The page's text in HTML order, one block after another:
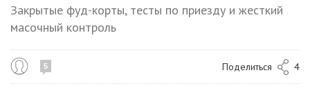
Закрытые фуд-корты, тесты по приезду и жесткий
масочный контроль
5 Поделиться 4